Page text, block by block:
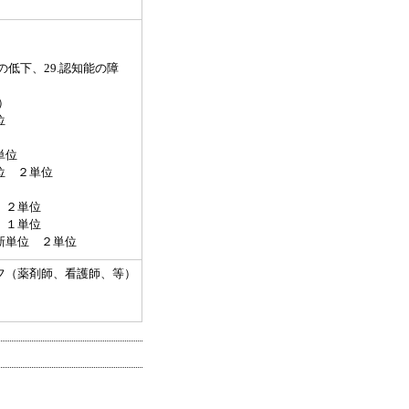
下、29.認知能の障
位
２単位
単位
単位
単位 ２単位
薬剤師、看護師、等）